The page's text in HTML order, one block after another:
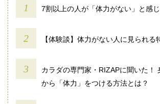
7割以上の人が「体力がない」と感
【体験談】体力がない人に見られる
カラダの専門家・RIZAPに聞いた！
から「体力」をつける方法とは？